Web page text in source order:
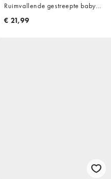
Ruimvallende gestreepte baby
tee van katoen in geel
€ 21,99